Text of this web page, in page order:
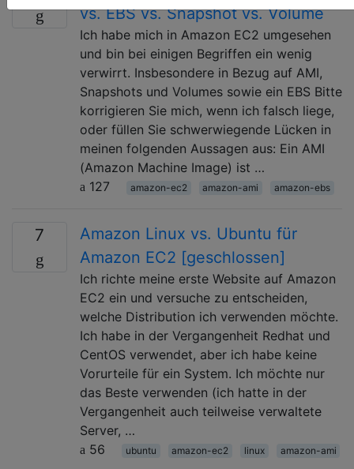
vs. EBS vs. Snapshot vs. Volume
Ich habe mich in Amazon EC2 umgesehen
und bin bei einigen Begriffen ein wenig
verwirrt. Insbesondere in Bezug auf AMI,
Snapshots und Volumes sowie ein EBS Bitte
korrigieren Sie mich, wenn ich falsch liege,
oder füllen Sie schwerwiegende Lücken in
meinen folgenden Aussagen aus: Ein AMI
(Amazon Machine Image) ist …
127
amazon-ec2 amazon-ami amazon-ebs
7
Amazon Linux vs. Ubuntu für
Amazon EC2 [geschlossen]
Ich richte meine erste Website auf Amazon
EC2 ein und versuche zu entscheiden,
welche Distribution ich verwenden möchte.
Ich habe in der Vergangenheit Redhat und
CentOS verwendet, aber ich habe keine
Vorurteile für ein System. Ich möchte nur
das Beste verwenden (ich hatte in der
Vergangenheit auch teilweise verwaltete
Server, …
56
ubuntu amazon-ec2 linux amazon-ami